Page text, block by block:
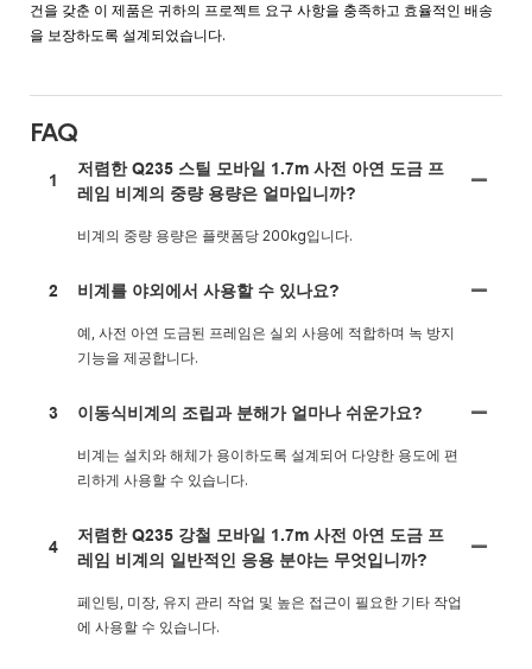
건을 갖춘 이 제품은 귀하의 프로젝트 요구 사항을 충족하고 효율적인 배송
을 보장하도록 설계되었습니다.
FAQ
1
저렴한 Q235 스틸 모바일 1.7m 사전 아연 도금 프
레임 비계의 중량 용량은 얼마입니까?
비계의 중량 용량은 플랫폼당 200kg입니다.
2 비계를 야외에서 사용할 수 있나요?
예, 사전 아연 도금된 프레임은 실외 사용에 적합하며 녹 방지
기능을 제공합니다.
3 이동식비계의 조립과 분해가 얼마나 쉬운가요?
비계는 설치와 해체가 용이하도록 설계되어 다양한 용도에 편
리하게 사용할 수 있습니다.
4
저렴한 Q235 강철 모바일 1.7m 사전 아연 도금 프
레임 비계의 일반적인 응용 분야는 무엇입니까?
페인팅, 미장, 유지 관리 작업 및 높은 접근이 필요한 기타 작업
에 사용할 수 있습니다.